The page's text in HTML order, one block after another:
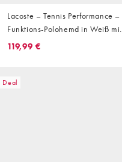
Lacoste – Tennis Performance –
Funktions-Polohemd in Weiß mit
Logo
119,99 €
Deal